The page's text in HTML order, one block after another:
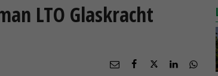
LTO Glaskracht